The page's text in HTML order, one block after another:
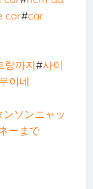
car#car
랑까지#사이
이네
ンソンニャッ
ーまで